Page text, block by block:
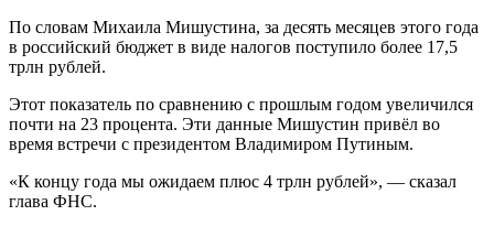
По словам Михаила Мишустина, за десять месяцев этого года
в российский бюджет в виде налогов поступило более 17,5
трлн рублей.
Этот показатель по сравнению с прошлым годом увеличился
почти на 23 процента. Эти данные Мишустин привёл во
время встречи с президентом Владимиром Путиным.
«К концу года мы ожидаем плюс 4 трлн рублей», — сказал
глава ФНС.